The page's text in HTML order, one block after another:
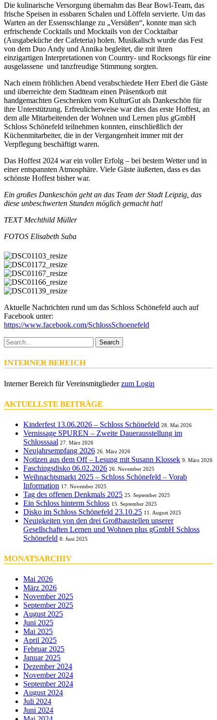
Die kulinarische Versorgung übernahm das Bear Bowl-Team, das
frische Speisen in essbaren Schalen und Löffeln servierte. Um das
Warten an der Essensschlange zu „Versüßen“, konnte man sich
erfrischende Cocktails und Mocktails von der Cocktaibar
(Ausgabeküche der Cafeteria) holen. Musikalisch wurde das Fest
von dem Duo Andy und Annika begleitet, die mit ihren
einzigartigen Interpretationen von Country- und Rocksongs für eine
ausgelassene und tanzfreudige Stimmung sorgten.
Nach einem fröhlichen Abend verabschiedete Herr Eberl die Gäste
und überreichte dem Stadtteam einen Präsentkorb mit
handgemachten Geschenken vom KulturGut als Dankeschön für
ihre Unterstützung. Erfreulicherweise war dies das erste Hoffest, an
dem alle Mitarbeitenden der Wohnen und Lernen plus gGmbH
Schloss Schönefeld teilnehmen konnten, einschließlich der
Küchenmitarbeiter, die in der Vergangenheit immer mit der
Verpflegung beschäftigt waren.
Das Hoffest 2024 war ein voller Erfolg – bei bestem Wetter und in
einer entspannten Atmosphäre. Viele Gäste äußerten, dass es das
schönste Hoffest bisher war.
Ein großes Dankeschön geht an das Team der Stadt Leipzig, das
diese unbeschwerten Stunden möglich gemacht hat!
TEXT Mechthild Müller
FOTOS Elisabeth Suba
Aktuelle Nachrichten rund um das Schloss Schönefeld auch auf
Facebook unter:
https://www.facebook.com/SchlossSchoenefeld
Search
INTERNER BEREICH
Interner Bereich für Vereinsmitgliederzum Login
AKTUELLSTE BEITRÄGE
Kinderfest 13.06.2026 – Schloss Schönefeld 28. Mai 2026
Vernissage SPUREN – Zweite Dauerausstellung im
Schlosssaal 27. März 2026
Neujahrsempfang 2026 26. März 2026
Notizen aus dem Off – Lesung mit Susann Klossek 9. März 2026
Faschingsdisko 06.02.2026 26. November 2025
Weihnachtsmarkt 2025 – Schloss Schönefeld – Vorab
Information 17. November 2025
Tag des offenen Denkmals 2025 25. September 2025
Ein Schloss hinterm Schloss 15. September 2025
Disko im Schloss Schönefeld 23.10.25 11. August 2025
Neuigkeiten von den drei Großbaustellen unserer
Gesellschaften Lernen und Wohnen plus gGmbH Schloss
Schönefeld 8. Juni 2025
MONATSARCHIV
Mai 2026
März 2026
November 2025
September 2025
August 2025
Juni 2025
Mai 2025
April 2025
Februar 2025
Januar 2025
Dezember 2024
November 2024
September 2024
August 2024
Juli 2024
Juni 2024